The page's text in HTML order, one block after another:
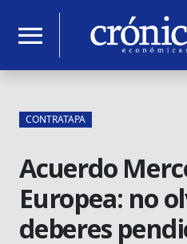
menu
CONTRATAPA
Acuerdo
Europea: no
deberes